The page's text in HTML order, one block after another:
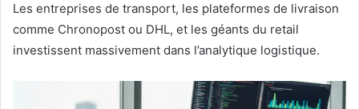
Les entreprises de transport, les plateformes de livraison
comme Chronopost ou DHL, et les géants du retail
investissent massivement dans l’analytique logistique.